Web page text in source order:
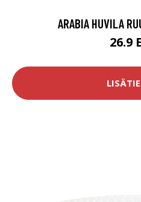
ARABIA HUVILA
26.9